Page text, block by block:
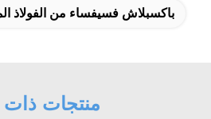
باكسبلاش فسيفساء من الفولاذ
منتجات ذات